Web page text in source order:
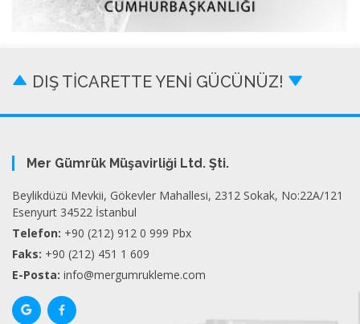
DIŞ TİCARETTE YENİ GÜCÜNÜZ!
Mer Gümrük Müşavirliği Ltd. Şti.
Beylikdüzü Mevkii, Gökevler Mahallesi, 2312 Sokak, No:22A/121
Esenyurt 34522 İstanbul
Telefon: +90 (212) 912 0 999 Pbx
Faks: +90 (212) 451 1 609
E-Posta: info@mergumrukleme.com